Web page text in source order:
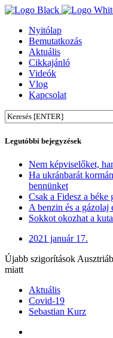
Nyitólap
Bemutatkozás
Aktuális
Cikkajánló
Videók
Vlog
Kapcsolat
Legutóbbi bejegyzések
Nem képviselőket,
Ha ukránbarát
bennünket
Csak a Fidesz a béke
A benzin és a gázolaj
Sokkot okozhat a
2021 január 17.
Újabb szigorítások
miatt
Aktuális
Covid-19
Sebastian Kurz